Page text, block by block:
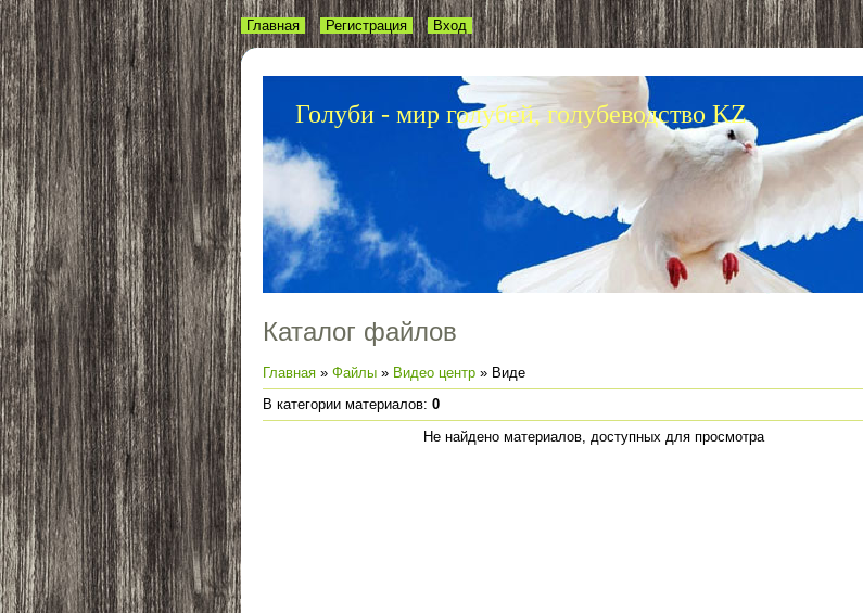
Голуби - мир голубей, голубеводство KZ
Главная Регистрация Вход
Каталог файлов
Главная » Файлы » Видео центр » Виде
В категории материалов: 0
Не найдено материалов, доступных для просмотра